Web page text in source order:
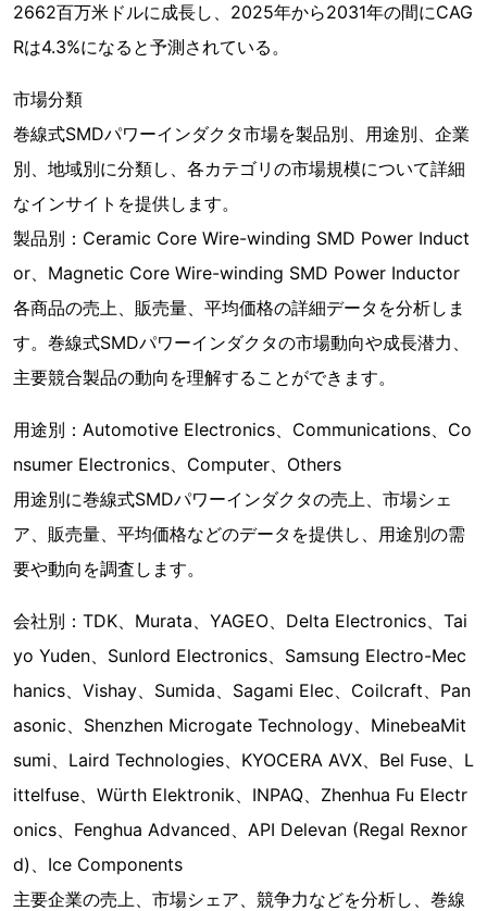
2662百万米ドルに成長し、2025年から2031年の間にCAG
Rは4.3%になると予測されている。
市場分類
巻線式SMDパワーインダクタ市場を製品別、用途別、企業
別、地域別に分類し、各カテゴリの市場規模について詳細
なインサイトを提供します。
製品別：Ceramic Core Wire-winding SMD Power Induct
or、Magnetic Core Wire-winding SMD Power Inductor
各商品の売上、販売量、平均価格の詳細データを分析しま
す。巻線式SMDパワーインダクタの市場動向や成長潜力、
主要競合製品の動向を理解することができます。
用途別：Automotive Electronics、Communications、Co
nsumer Electronics、Computer、Others
用途別に巻線式SMDパワーインダクタの売上、市場シェ
ア、販売量、平均価格などのデータを提供し、用途別の需
要や動向を調査します。
会社別：TDK、Murata、YAGEO、Delta Electronics、Tai
yo Yuden、Sunlord Electronics、Samsung Electro-Mec
hanics、Vishay、Sumida、Sagami Elec、Coilcraft、Pan
asonic、Shenzhen Microgate Technology、MinebeaMit
sumi、Laird Technologies、KYOCERA AVX、Bel Fuse、L
ittelfuse、Würth Elektronik、INPAQ、Zhenhua Fu Electr
onics、Fenghua Advanced、API Delevan (Regal Rexnor
d)、Ice Components
主要企業の売上、市場シェア、競争力などを分析し、巻線